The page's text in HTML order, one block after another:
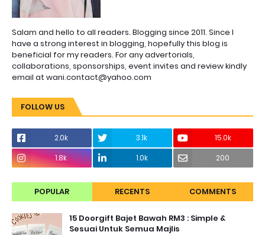
Salam and hello to all readers. Blogging since 2011. Since I
have a strong interest in blogging, hopefully this blog is
beneficial for my readers. For any advertorials,
collaborations, sponsorships, event invites and review kindly
email at wani.contact@yahoo.com
FOLLOW US
2.0k 3.1k
15.0k
1.8k
1.0k 200
POPULAR RECENTS COMMENTS
15 Doorgift Bajet Bawah RM3 : Simple &
Sesuai Untuk Semua Majlis